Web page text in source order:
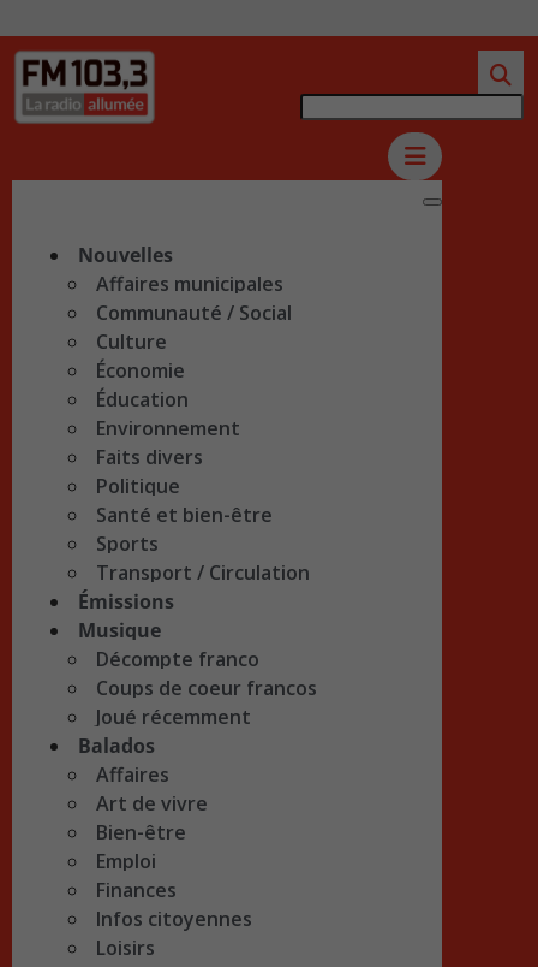
Nouvelles
Affaires municipales
Communauté / Social
Culture
Économie
Éducation
Environnement
Faits divers
Politique
Santé et bien-être
Sports
Transport / Circulation
Émissions
Musique
Décompte franco
Coups de coeur francos
Joué récemment
Balados
Affaires
Art de vivre
Bien-être
Emploi
Finances
Infos citoyennes
Loisirs